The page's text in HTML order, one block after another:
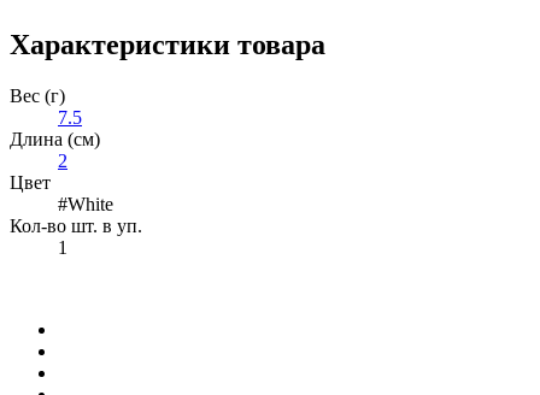
Характеристики товара
Вес (г)
7.5
Длина (см)
2
Цвет
#White
Кол-во шт. в уп.
1